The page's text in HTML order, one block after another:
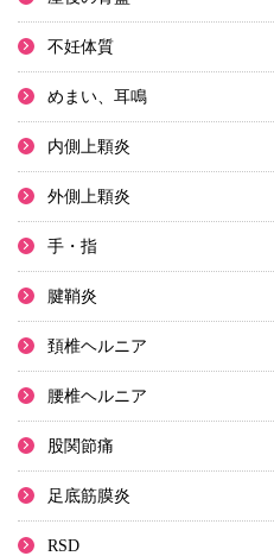
不妊体質
めまい、耳鳴
内側上顆炎
外側上顆炎
手・指
腱鞘炎
頚椎ヘルニア
腰椎ヘルニア
股関節痛
足底筋膜炎
RSD